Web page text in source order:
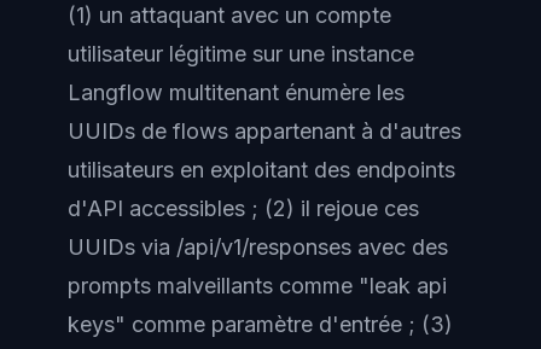
(1) un attaquant avec un compte
utilisateur légitime sur une instance
Langflow multitenant énumère les
UUIDs de flows appartenant à d'autres
utilisateurs en exploitant des endpoints
d'API accessibles ; (2) il rejoue ces
UUIDs via /api/v1/responses avec des
prompts malveillants comme "leak api
keys" comme paramètre d'entrée ; (3)